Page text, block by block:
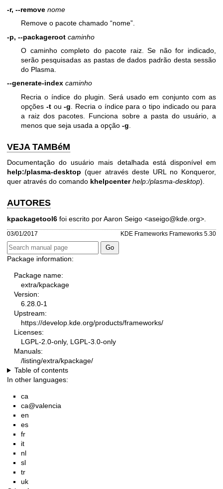
-r, --remove nome
Remove o pacote chamado “nome”.
-p, --packageroot caminho
O caminho completo do pacote raiz. Se não for indicado,
serão pesquisadas as pastas de dados padrão desta sessão
do Plasma.
--generate-index caminho
Recria o índice do plugin. Será usado em conjunto com as
opções -tou-g . Recria o índice para o tipo indicado ou para
a raiz dos pacotes. Funciona sobre a pasta do usuário, a
menos que seja usada a opção -g
VEJA TAMBéM
Documentação do usuário mais detalhada está disponível em
help:/plasma-desktop (quer através deste URL no Konqueror,
quer através do comando khelpcenter help:/plasma-desktop).
AUTORES
kpackagetool6 foi escrito por Aaron Seigo <aseigo@kde.org>.
03/01/2017 KDE Frameworks Frameworks 5.30
Package information:
Package name:
extra/kpackage
Version:
6.28.0-1
Upstream:
https://develop.kde.org/products/frameworks/
Licenses:
LGPL-2.0-only, LGPL-3.0-only
Manuals:
/listing/extra/kpackage/
Table of contents
In other languages:
ca
ca@valencia
en
es
fr
it
nl
sl
tr
uk